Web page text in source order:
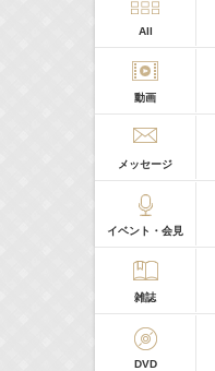
> More
All
動画
メッセージ
イベント・会見
雑誌
DVD